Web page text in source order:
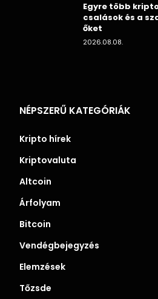
Egyre több
csalások és a
őket
2026.08.08.
NÉPSZERŰ KATEGÓRIÁK
Kripto hírek
Kriptovaluta
Altcoin
Árfolyam
Bitcoin
Vendégbejegyzés
Elemzések
Tőzsde